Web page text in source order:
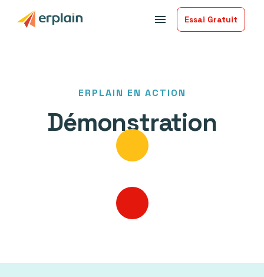
menu Essai Gratuit
ERPLAIN EN ACTION
Démonstration